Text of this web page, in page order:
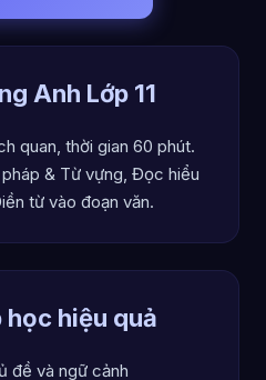
Anh Lớp 11
quan, thời gian 60 phút.
& Từ vựng, Đọc hiểu
từ vào đoạn văn.
học hiệu quả
đề và ngữ cảnh